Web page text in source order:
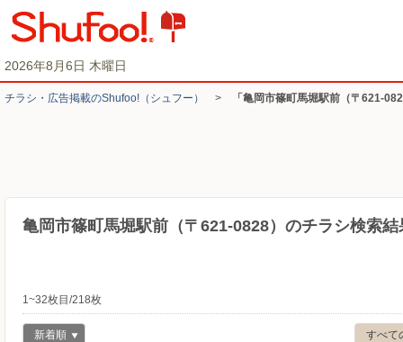
2026年8月6日 木曜日
チラシ・​広告掲載の​Shufoo!​（シュフー） > 「亀岡市篠町馬堀駅前（〒621-
亀岡市篠町馬堀駅前（〒621-0828）のチラシ検索結
1~32枚目/218枚
すべて
新着順